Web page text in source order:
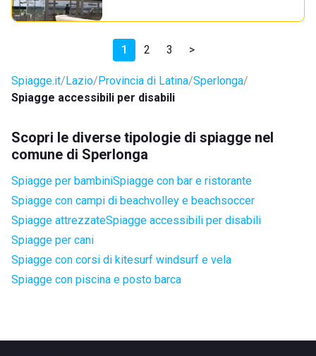
1 2 3 >
Spiagge.it Lazio Provincia di Latina Sperlonga
Spiagge accessibili per disabili
Scopri le diverse tipologie di spiagge nel
comune di Sperlonga
Spiagge per bambiniSpiagge con bar e ristorante
Spiagge con campi di beachvolley e beachsoccer
Spiagge attrezzateSpiagge accessibili per disabili
Spiagge per cani
Spiagge con corsi di kitesurf windsurf e vela
Spiagge con piscina e posto barca